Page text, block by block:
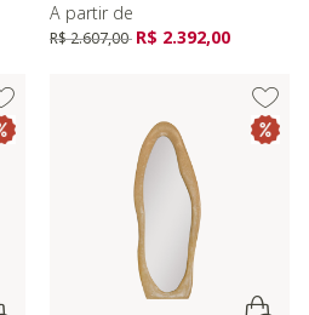
A partir de
Preço reduzido de
R$ 2.607,00 para
R$ 2.392,00